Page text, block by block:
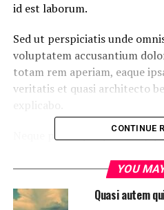
id est laborum.
Sed ut perspiciatis unde
voluptatem accusantium
totam rem aperiam, eaque
veritatis et quasi architecto
Neque porro quisquam est,
numquam eius modi
dolore magnam aliquam
minima veniam, quis
CONTINUE
YOU
Quasi autem